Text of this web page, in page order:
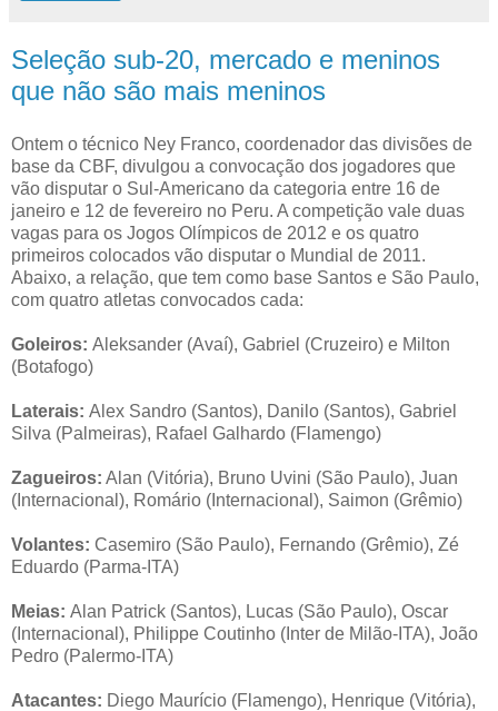
Seleção sub-20, mercado e meninos
que não são mais meninos
Ontem o técnico Ney Franco, coordenador das divisões de
base da CBF, divulgou a convocação dos jogadores que
vão disputar o Sul-Americano da categoria entre 16 de
janeiro e 12 de fevereiro no Peru. A competição vale duas
vagas para os Jogos Olímpicos de 2012 e os quatro
primeiros colocados vão disputar o Mundial de 2011.
Abaixo, a relação, que tem como base Santos e São Paulo,
com quatro atletas convocados cada:
Goleiros: Aleksander (Avaí), Gabriel (Cruzeiro) e Milton
(Botafogo)
Laterais: Alex Sandro (Santos), Danilo (Santos), Gabriel
Silva (Palmeiras), Rafael Galhardo (Flamengo)
Zagueiros: Alan (Vitória), Bruno Uvini (São Paulo), Juan
(Internacional), Romário (Internacional), Saimon (Grêmio)
Volantes: Casemiro (São Paulo), Fernando (Grêmio), Zé
Eduardo (Parma-ITA)
Meias: Alan Patrick (Santos), Lucas (São Paulo), Oscar
(Internacional), Philippe Coutinho (Inter de Milão-ITA), João
Pedro (Palermo-ITA)
Atacantes: Diego Maurício (Flamengo), Henrique (Vitória),